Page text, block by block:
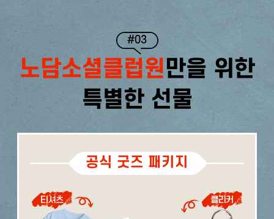
#03
노담소셜클럽원만을 위한
특별한 선물
공식 굿즈 패키지